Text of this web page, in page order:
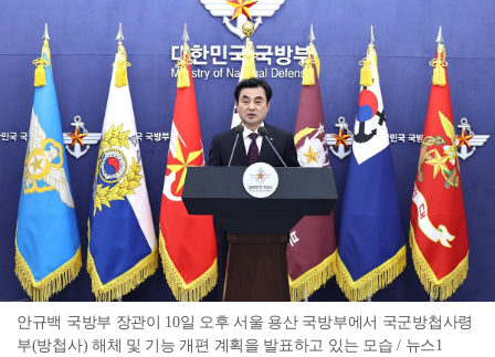
안규백 국방부 장관이 10일 오후 서울 용산 국방부에서 국군방첩사령
부(방첩사) 해체 및 기능 개편 계획을 발표하고 있는 모습 / 뉴스1